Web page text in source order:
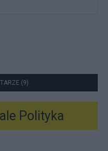
(9)
Polityka